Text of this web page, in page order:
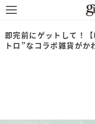
即完前にゲットして！
トロ”なコラボ雑貨が